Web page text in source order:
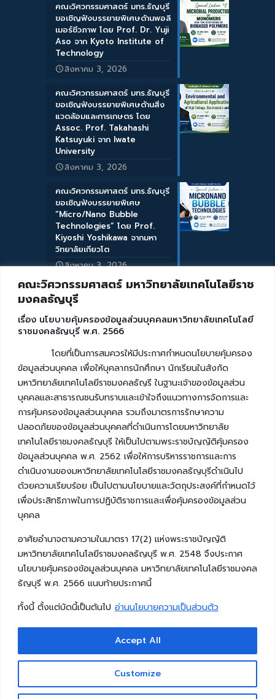
คณะวิศวกรรมศาสตร์ มหาวิทยาลัยเทคโนโลยีราช
มงคลธัญบุรี
เรื่อง นโยบายคุ้มครองข้อมูลส่วนบุคคลมหาวิทยาลัยเทคโนโลยี
ราชมงคลธัญบุรี พ.ศ. 2566
โดยที่เป็นการสมควรให้มีประกาศกำหนดนโยบายคุ้มครอง
ข้อมูลส่วนบุคคล เพื่อให้บุคลากรนักศึกษา นักเรียนในสังกัด
มหาวิทยาลัยเทคโนโลยีราชมงคลธัญรี ในฐานะเจ้าของข้อมูลส่วน
บุคคลและสาธารณชนรับทราบและเข้าใจถึงแนวทางการจัดการและ
การคุ้มครองข้อมูลส่วนบุคคล รวมถึงมาตรการรักษาความ
ปลอดภัยของข้อมูลส่วนบุคคลที่ดำเนินการโดยมหาวิทยาลัย
เทคโนโลยีราชมงคลธัญบุรี ให้เป็นไปตามพระราชบัญญัติคุ้มครอง
ข้อมูลส่วนบุคคล พ.ศ. 2562 เพื่อให้การบริหารราชการและการ
ดำเนินงานของมหาวิทยาลัยเทคโนโลยีราชมงคลธัญบุรีดำเนินไป
ด้วยความเรียบร้อย เป็นไปตามนโยบายและวัตถุประสงค์ที่กำหนดไว้
เพื่อประสิทธิภาพในการปฏิบัติราชการและเพื่อคุ้มครองข้อมูลส่วน
บุคคล
อาศัยอำนาจตามความในมาตรา 17(2) แห่งพระราชบัญญัติ
มหาวิทยาลัยเทคโนโลยีราชมงคลธัญบุรี พ.ศ. 2548 จึงประกาศ
นโยบายคุ้มครองข้อมูลส่วนบุคคล มหาวิทยาลัยเทคโนโลยีราชมงคล
ธัญบุรี พ.ศ. 2566 แนบท้ายประกาศนี้
ทั้งนี้ ตั้งแต่บัดนี้เป็นต้นไป อ่านนโยบายความเป็นส่วนตัว
Customize
Accept All
คณะวิศวกรรมศาสตร์ มทร.ธัญบุรี
ขอเชิญฟังบรรยายพิเศษด้านพอลิ
เมอร์ชีวภาพ โดย Prof. Dr. Yuji
Aso จาก Kyoto Institute of
Technology
สิงหาคม 3, 2026
คณะวิศวกรรมศาสตร์ มทร.ธัญบุรี
ขอเชิญฟังบรรยายพิเศษด้านสิ่ง
แวดล้อมและการเกษตร โดย
Assoc. Prof. Takahashi
Katsuyuki จาก Iwate
University
สิงหาคม 3, 2026
คณะวิศวกรรมศาสตร์ มทร.ธัญบุรี
ขอเชิญฟังบรรยายพิเศษ
“Micro/Nano Bubble
Technologies” โดย Prof.
Kiyoshi Yoshikawa จากมหา
วิทยาลัยเกียวโต
สิงหาคม 3, 2026
Copyright © 2026 คณะวิศวกรรมศาสตร์ มหาวิทยาลัย
เทคโนโลยีราชมงคลธัญบุรี